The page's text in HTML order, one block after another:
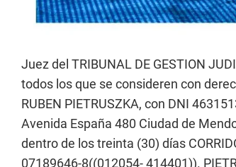
Juez del TRIBUNAL DE GESTION
todos los que se consideren con
RUBEN PIETRUSZKA, con DNI
Avenida España 480 Ciudad de
dentro de los treinta (30) días
07189646-8((012054- 414401)).